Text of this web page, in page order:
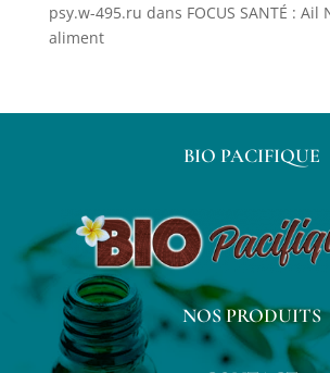
psy.w-495.ru dans FOCUS SANTÉ :
aliment
BIO PACIFIQUE
NOS PRODUITS